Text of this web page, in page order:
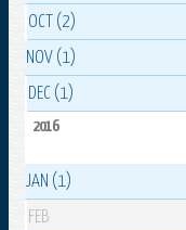
OCT (2)
NOV (1)
DEC (1)
2016
JAN (1)
FEB